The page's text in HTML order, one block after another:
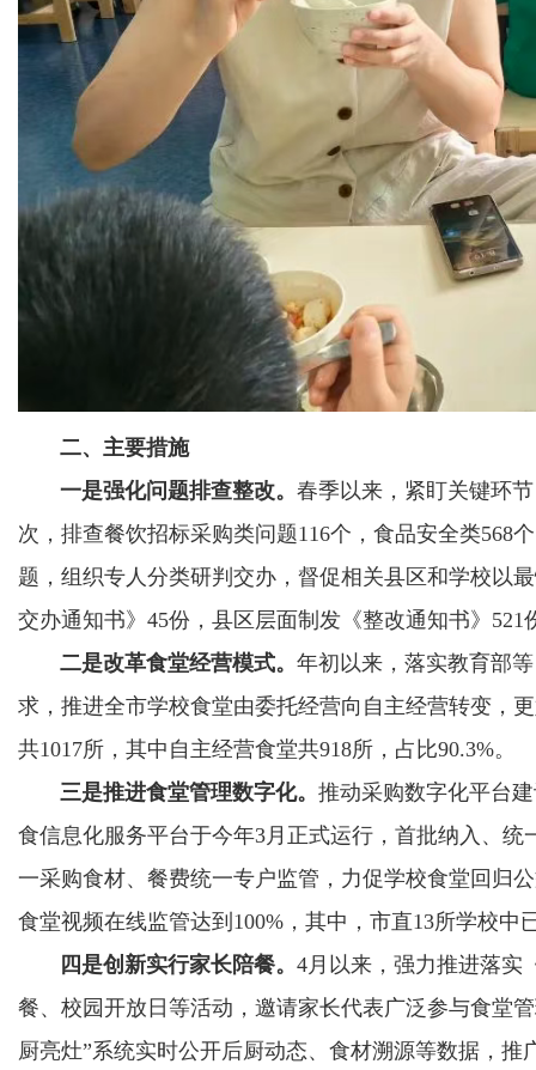
二、主要措施
一是强化问题排查整改。 春季以来，紧盯关键环
次，排查餐饮招标采购类问题116个，食品安全类568
题，组织专人分类研判交办，督促相关县区和学校以
交办通知书》45份，县区层面制发《整改通知书》
二是改革食堂经营模式。 年初以来，落实教育部
求，推进全市学校食堂由委托经营向自主经营转变，
共1017所，其中自主经营食堂共918所，占比90.3%。
三是推进食堂管理数字化。 推动采购数字化平台
食信息化服务平台于今年3月正式运行，首批纳入、
一采购食材、餐费统一专户监管，力促学校食堂回归
食堂视频在线监管达到100%，其中，市直13所学校中
四是创新实行家长陪餐。 4月以来，强力推进落实
餐、校园开放日等活动，邀请家长代表广泛参与食堂
厨亮灶”系统实时公开后厨动态、食材溯源等数据，